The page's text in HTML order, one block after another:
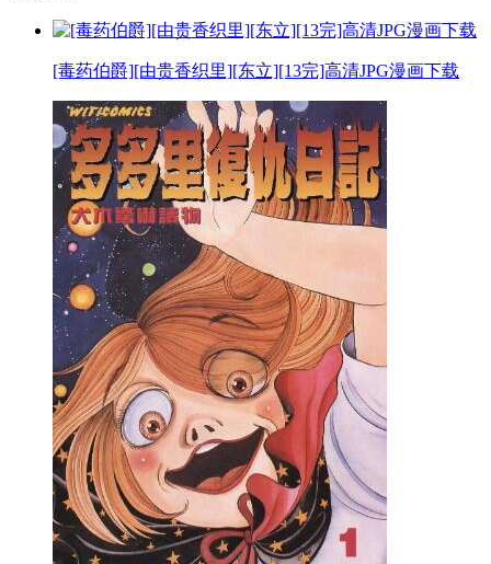
[毒药伯爵][由贵香织里][东立][13完]高清JPG漫画下载